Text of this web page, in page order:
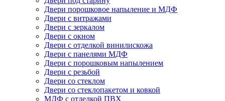
Двери порошковое напыление и МДФ
Двери с витражами
Двери с зеркалом
Двери с окном
Двери с отделкой винилискожа
Двери с панелями МДФ
Двери с порошковым напылением
Двери с резьбой
Двери со стеклом
Двери со стеклопакетом и ковкой
МДФ с отделкой ПВХ